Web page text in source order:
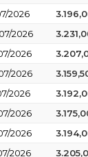
2026
2026
2026
2026
2026
2026
2026
2026